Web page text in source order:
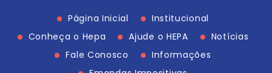
Página Inicial
Institucional
Conheça o Hepa
Ajude o HEPA
Notícias
Fale Conosco
Informações